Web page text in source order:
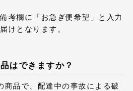
考欄に「お急ぎ便希望」と入力
けとなります。
はできますか？
商品で、配達中の事故による破